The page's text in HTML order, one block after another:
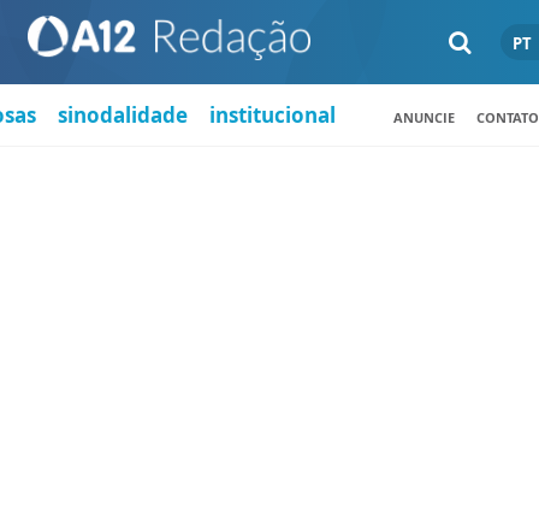
PT
sinodalidade institucional ANUNCIE CONTATO